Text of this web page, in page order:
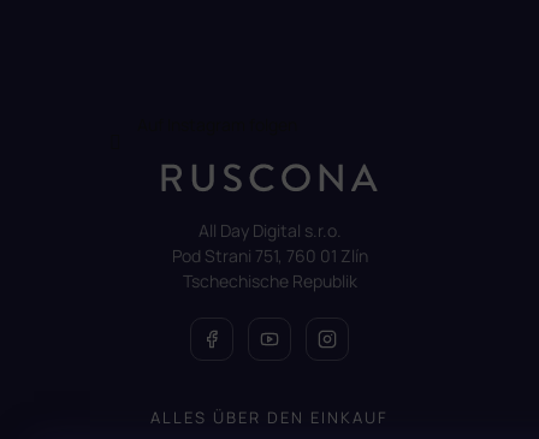
All Day Digital s.r.o.
Pod Strani 751, 760 01 Zlín
Tschechische Republik
ALLES ÜBER DEN EINKAUF